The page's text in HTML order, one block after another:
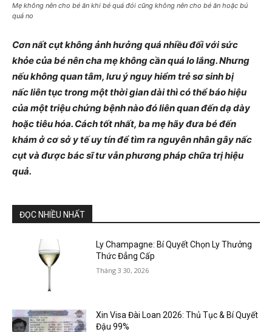
Mẹ không nên cho bé ăn khi bé quá đói cũng không nên cho bé ăn hoặc bú
quá no
Cơn nất cụt không ảnh hưởng quá nhiều đối với sức
khỏe của bé nên cha mẹ không cần quá lo lắng. Nhưng
nếu không quan tâm, lưu ý nguy hiểm trẻ sơ sinh bị
nấc liên tục trong một thời gian dài thì có thể báo hiệu
của một triệu chứng bệnh nào đó liên quan đến dạ dày
hoặc tiêu hóa. Cách tốt nhất, ba mẹ hãy đưa bé đến
khám ở cơ sở y tế uy tín để tìm ra nguyên nhân gây nấc
cụt và được bác sĩ tư vẫn phương pháp chữa trị hiệu
quả.
ĐỌC NHIỀU NHẤT
Ly Champagne: Bí Quyết Chọn Ly Thưởng
Thức Đẳng Cấp
Tháng 3 30, 2026
Xin Visa Đài Loan 2026: Thủ Tục & Bí Quyết
Đậu 99%